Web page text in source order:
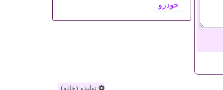
خودرو
تولیدو (خانه)